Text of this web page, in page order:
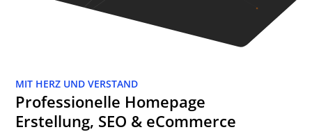
MIT HERZ UND VERSTAND
Professionelle Homepage
Erstellung, SEO & eCommerce